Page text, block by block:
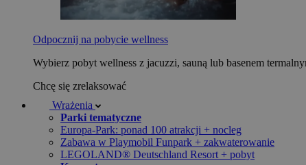
Odpocznij na pobycie wellness
Wybierz pobyt wellness z jacuzzi, sauną lub basenem
Chcę się zrelaksować
Wrażenia
Parki tematyczne
Europa-Park: ponad 100 atrakcji + nocleg
Zabawa w Playmobil Funpark + zakwaterowanie
LEGOLAND® Deutschland Resort + pobyt